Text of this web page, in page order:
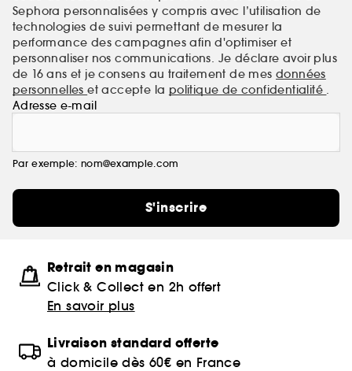
Sephora personnalisées y compris avec l’utilisation de
technologies de suivi permettant de mesurer la
performance des campagnes afin d'optimiser et
personnaliser nos communications. Je déclare avoir plus
de 16 ans et je consens au traitement de mes données
personnelleset accepte la politique de confidentialité .
Adresse e-mail
Par exemple: nom@example.com
S'inscrire
Retrait en magasin
Click & Collect en 2h offert
En savoir plus
Livraison standard offerte
à domicile dès 60€ en France